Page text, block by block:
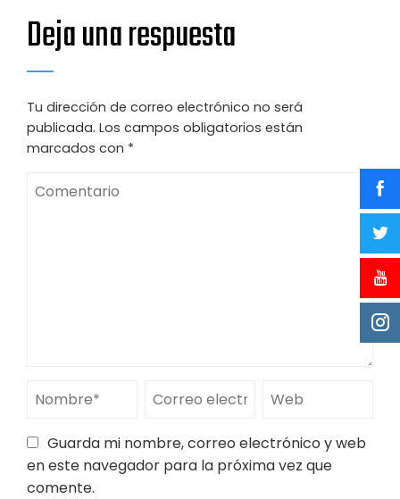
Deja una respuesta
Tu dirección de correo electrónico no será
publicada. Los campos obligatorios están
marcados con *
Guarda mi nombre, correo electrónico y web
en este navegador para la próxima vez que
comente.